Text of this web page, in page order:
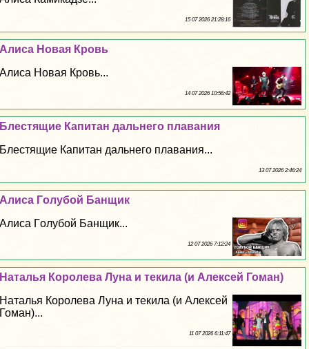
15 07 2026 21:28:16
Алиса Новая Кровь
Алиса Новая Кровь...
14 07 2026 10:56:42
Блестящие Капитан дальнего плавания
Блестящие Капитан дальнего плавания...
13 07 2026 2:46:24
Алиса Гoлyбой Банщик
Алиса Гoлyбой Банщик...
12 07 2026 7:12:24
Наталья Королева Луна и текила (и Алексей Гоман)
Наталья Королева Луна и текила (и Алексей
Гоман)...
11 07 2026 6:11:47